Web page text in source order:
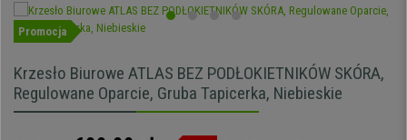
Promocja
Krzesło Biurowe ATLAS BEZ PODŁOKIETNIKÓW SKÓRA,
Regulowane Oparcie, Gruba Tapicerka, Niebieskie